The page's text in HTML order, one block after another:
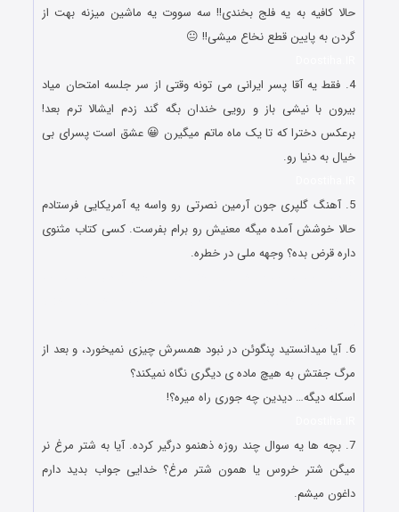
حالا کافیه به یه فلج بخندی!! سه سووت یه ماشین میزنه بهت از
گردن به پایین قطع نخاع میشی!! 😐
4. فقط یه آقا پسر ایرانی می تونه وقتی از سر جلسه امتحان میاد
بیرون با نیشی باز و رویی خندان بگه گند زدم ایشالا ترم بعد!
برعکس دخترا که تا یک ماه ماتم میگیرن 😀 عشق است پسرای بی
خیال به دنیا رو.
5. آهنگ گلپری جون آرمین نصرتی رو واسه یه آمریکایی فرستادم
حالا خوشش آمده میگه معنیش رو برام بفرست. کسی کتاب مثنوی
داره قرض بده؟ وجهه ملی در خطره.
6. آیا میدانستید پنگوئن در نبود همسرش چیزی نمیخورد، و بعد از
مرگ جفتش به هیچ ماده ی دیگری نگاه نمیکند؟
اسکله دیگه… دیدین چه جوری راه میره؟!
7. بچه ها یه سوال چند روزه ذهنمو درگیر کرده. آیا به شتر مرغ نر
میگن شتر خروس یا همون شتر مرغ؟ خدایی جواب بدید دارم
داغون میشم.